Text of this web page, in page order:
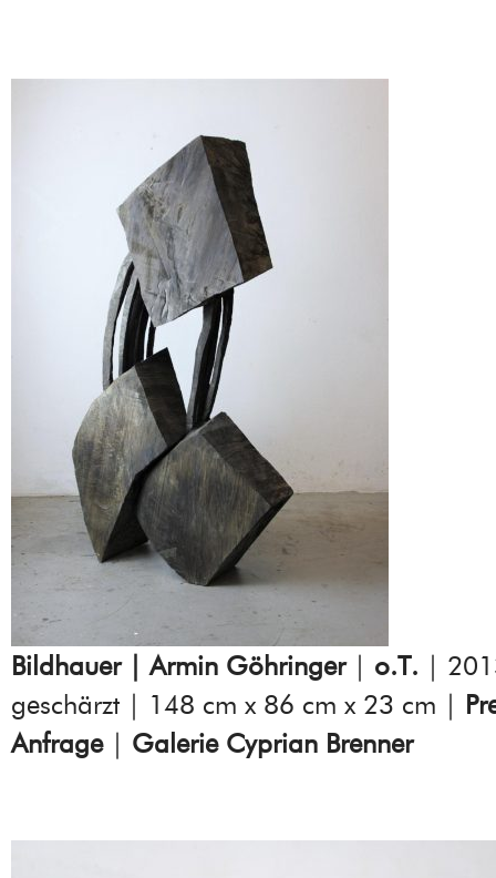
Bildhauer | Armin Göhringer| o.T. |
geschärzt | 148 cm x 86 cm x 23 cm |
Anfrage| Galerie Cyprian Brenner